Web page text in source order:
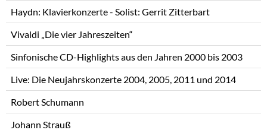
Haydn: Klavierkonzerte - Solist: Gerrit Zitterbart
Vivaldi „Die vier Jahreszeiten“
Sinfonische CD-Highlights aus den Jahren 2000 bis 2003
Live: Die Neujahrskonzerte 2004, 2005, 2011 und 2014
Robert Schumann
Johann Strauß